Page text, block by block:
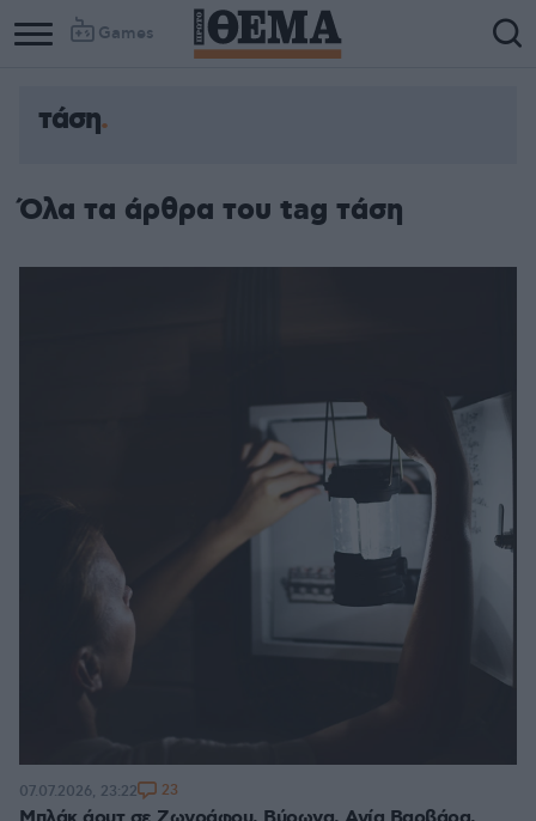
Games
τάση
Όλα τα άρθρα του tag τάση
07.07.2026, 23:22 23